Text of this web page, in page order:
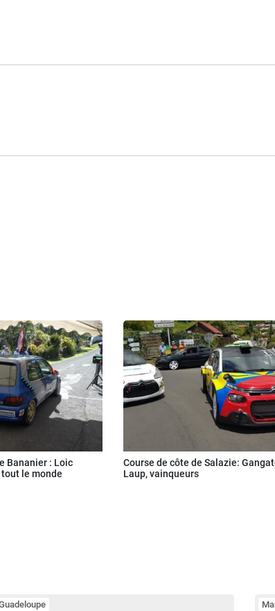
Bananier : Loic
le monde
Course de côte de Salazie:
Laup, vainqueurs